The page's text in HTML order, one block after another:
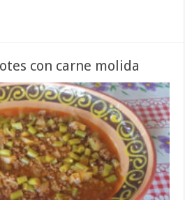
con carne molida